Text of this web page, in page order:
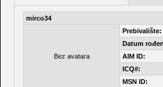
mirco34
Bez avatara
Prebivalište:
Datum
AIM ID:
ICQ#:
MSN ID: